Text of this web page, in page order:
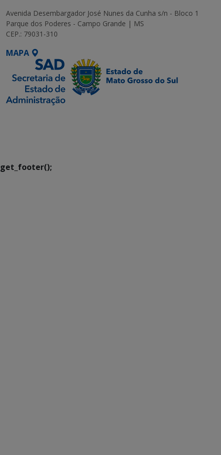
Avenida Desembargador José Nunes da Cunha s/n - Bloco 1
Parque dos Poderes - Campo Grande | MS
CEP.: 79031-310
MAPA
get_footer();